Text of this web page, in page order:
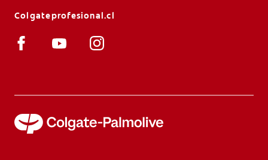
Colgateprofesional.cl